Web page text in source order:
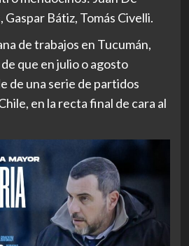
Bátiz, Tomás Civelli.
de trabajos en Tucumán,
que en julio o agosto
de una serie de partidos
en la recta final de cara al